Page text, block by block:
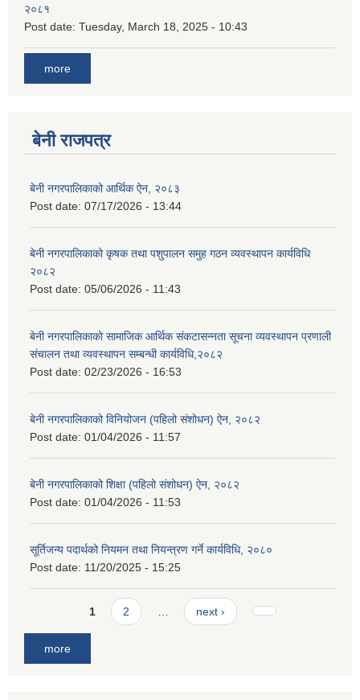
२०८१
Post date: Tuesday, March 18, 2025 - 10:43
more
बेनी राजपत्र
बेनी नगरपालिकाको आर्थिक ऐन, २०८३
Post date: 07/17/2026 - 13:44
बेनी नगरपालिकाको कृषक तथा पशुपालन समुह गठन व्यवस्थापन कार्यविधि
२०८२
Post date: 05/06/2026 - 11:43
बेनी नगरपालिकाको सामाजिक आर्थिक संकटासन्नता सूचना व्यवस्थापन प्रणाली
संचालन तथा व्यवस्थापन सम्बन्धी कार्यविधि,२०८२
Post date: 02/23/2026 - 16:53
बेनी नगरपालिकाको विनियोजन (पहिलो संशोधन) ऐन, २०८२
Post date: 01/04/2026 - 11:57
बेनी नगरपालिकाको शिक्षा (पहिलो संशोधन) ऐन, २०८२
Post date: 01/04/2026 - 11:53
सूर्तिजन्य पदार्थको नियमन तथा नियन्त्रण गर्ने कार्यविधि, २०८०
Post date: 11/20/2025 - 15:25
Pages1 2 next ›
more